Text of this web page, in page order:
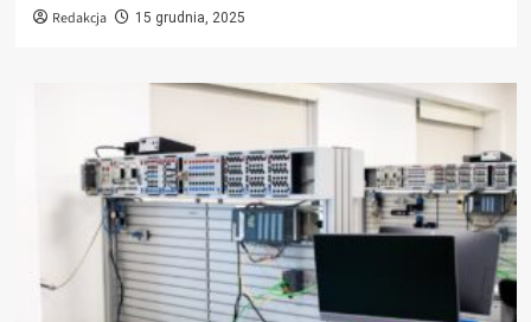
Redakcja 15 grudnia, 2025